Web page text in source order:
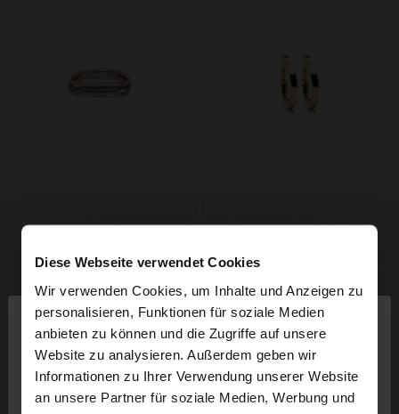
Diese Webseite verwendet Cookies
Wir verwenden Cookies, um Inhalte und Anzeigen zu
personalisieren, Funktionen für soziale Medien
anbieten zu können und die Zugriffe auf unsere
Website zu analysieren. Außerdem geben wir
Informationen zu Ihrer Verwendung unserer Website
an unsere Partner für soziale Medien, Werbung und
hallo
Sie greifen von Austria auf die Website zu.
Möchten Sie unsere United States Website